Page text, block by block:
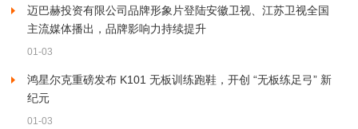
迈巴赫投资有限公司品牌形象片登陆安徽卫视、江苏卫视全国
主流媒体播出，品牌影响力持续提升
01-03
鸿星尔克重磅发布 K101 无板训练跑鞋，开创 “无板练足弓” 新
纪元
01-03